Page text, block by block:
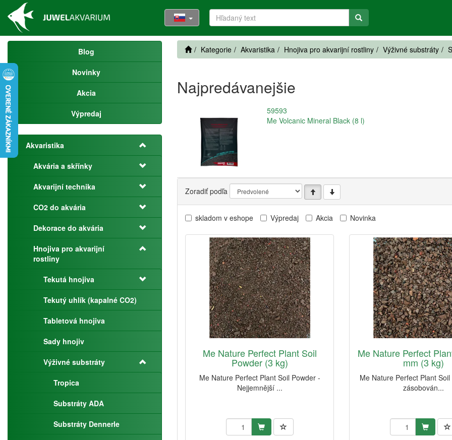
Blog
Novinky
Akcia
Výpredaj
Akvaristika
Akvária a skřínky
Akvarijní technika
CO2 do akvária
Dekorace do akvária
Hnojiva pro akvarijní
rostliny
Tekutá hnojiva
Tekutý uhlík (kapalné CO2)
Tabletová hnojiva
Sady hnojiv
Výživné substráty
Tropica
Substráty ADA
Substráty Dennerle
Kategorie Akvaristika Hnojiva pro akvarijní rostliny Výživné substráty
Najpredávanejšie
59593
Me Volcanic Mineral Black (8 l)
Zoradiť podľa
skladom v eshope Výpredaj Akcia Novinka
Me Nature Perfect Plant Soil
Powder (3 kg)
Me Nature Perfect Plant Soil Powder -
Nejjemnější ...
Me Nature Perfect
mm (3 kg)
Me Nature Perfect Plant
zásobován...